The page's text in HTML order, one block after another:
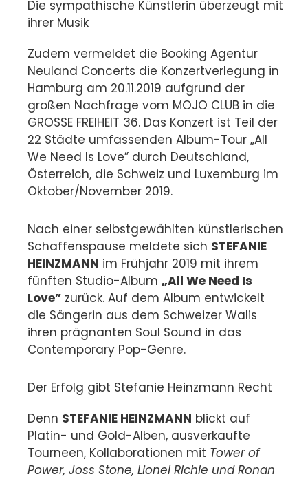
Die sympathische Künstlerin überzeugt mit
ihrer Musik
Zudem vermeldet die Booking Agentur
Neuland Concerts die Konzertverlegung in
Hamburg am 20.11.2019 aufgrund der
großen Nachfrage vom MOJO CLUB in die
GROSSE FREIHEIT 36. Das Konzert ist Teil der
22 Städte umfassenden Album-Tour „All
We Need Is Love” durch Deutschland,
Österreich, die Schweiz und Luxemburg im
Oktober/November 2019.
Nach einer selbstgewählten künstlerischen
Schaffenspause meldete sich STEFANIE
HEINZMANN im Frühjahr 2019 mit ihrem
fünften Studio-Album „All We Need Is
Love” zurück. Auf dem Album entwickelt
die Sängerin aus dem Schweizer Walis
ihren prägnanten Soul Sound in das
Contemporary Pop-Genre.
Der Erfolg gibt Stefanie Heinzmann Recht
Denn STEFANIE HEINZMANN blickt auf
Platin- und Gold-Alben, ausverkaufte
Tourneen, Kollaborationen mit Tower of
Power, Joss Stone, Lionel Richie und Ronan